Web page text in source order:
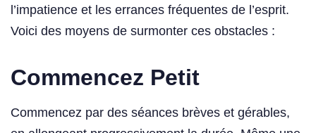
l’impatience et les errances fréquentes de l’esprit.
Voici des moyens de surmonter ces obstacles :
Commencez Petit
Commencez par des séances brèves et gérables,